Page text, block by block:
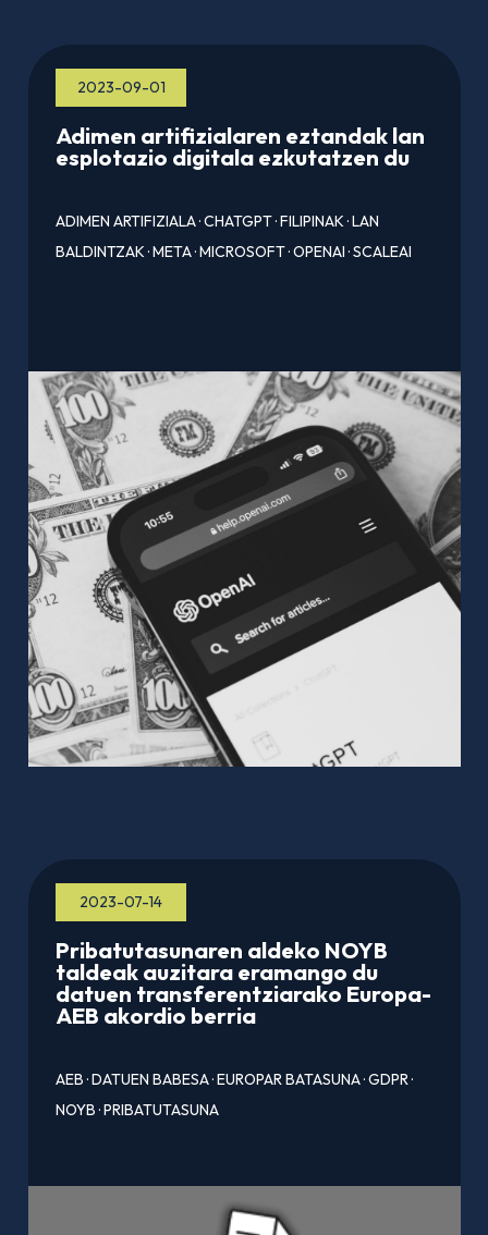
2023-09-01
Adimen artifizialaren eztandak lan
esplotazio digitala ezkutatzen du
ADIMEN ARTIFIZIALA·CHATGPT·FILIPINAK·LAN
BALDINTZAK·META·MICROSOFT·OPENAI·SCALEAI
2023-07-14
Pribatutasunaren aldeko NOYB
taldeak auzitara eramango du
datuen transferentziarako Europa-
AEB akordio berria
AEB·DATUEN BABESA·EUROPAR BATASUNA·GDPR·
NOYB·PRIBATUTASUNA